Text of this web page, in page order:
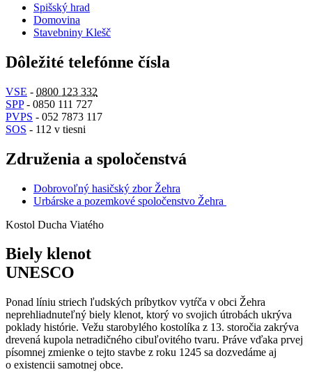
Spišský hrad
Domovina
Stavebniny Klešč
Dôležité telefónne čísla
VSE - 0800 123 332
SPP- 0850 111 727
PVPS - 052 7873 117
SOS - 112 v tiesni
Združenia a spoločenstvá
Dobrovoľný hasičský zbor Žehra
Urbárske a pozemkové spoločenstvo Žehra
Kostol Ducha Viatého
Biely klenot
UNESCO
Ponad líniu striech ľudských príbytkov vytŕča v obci Žehra
neprehliadnuteľný biely klenot, ktorý vo svojich útrobách ukrýva
poklady histórie. Vežu starobylého kostolíka z 13. storočia zakrýva
drevená kupola netradičného cibuľovitého tvaru. Práve vďaka prvej
písomnej zmienke o tejto stavbe z roku 1245 sa dozvedáme aj
o existencii samotnej obce.